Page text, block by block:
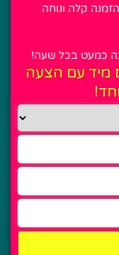
הזמנה קלה ונוחה
כמעט בכל שעה!
מיד עם הצעה